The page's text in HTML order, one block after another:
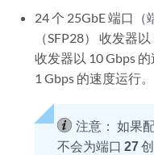
24 个 25GbE 端口（
（SFP28） 收发器
收发器以 10 Gbps
1 Gbps 的速度运行。
注意： 如果
不会为端口27